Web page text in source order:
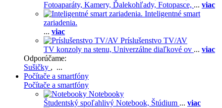
Fotoaparáty, Kamery, Ďalekohľady, Fotopasce, ... viac
Inteligentné smart
zariadenia.
... viac
Príslušenstvo TV/AV
TV konzoly na stenu, Univerzálne diaľkové ov ... viac
Odporúčame:
Sušičky , ...
Počítače a smartfóny
Počítače a smartfóny
Notebooky
Študentský spoľahlivý Notebook, Štúdium ... viac